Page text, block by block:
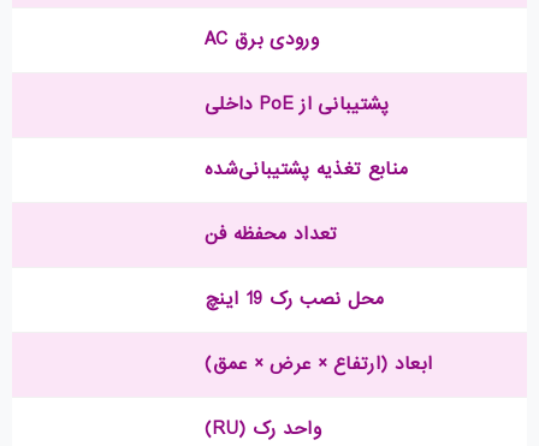
ورودی برق AC
پشتیبانی از PoE داخلی
منابع تغذیه پشتیبانی‌شده
تعداد محفظه فن
محل نصب رک 19 اینچ
ابعاد (ارتفاع × عرض × عمق)
واحد رک (RU)